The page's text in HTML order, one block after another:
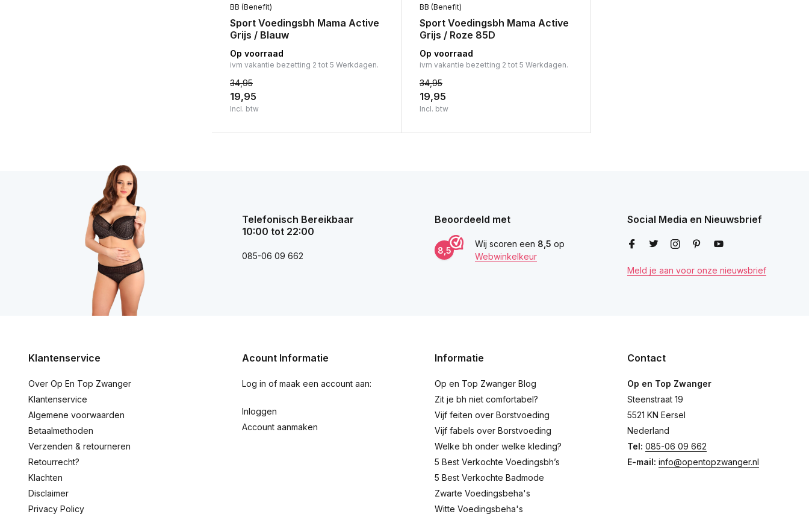
BB (Benefit)
Sport Voedingsbh Mama Active
Grijs / Blauw
Op voorraad
ivm vakantie bezetting 2 tot 5 Werkdagen.
34,95
19,95
Incl. btw
BB (Benefit)
Sport Voedingsbh Mama Active
Grijs / Roze 85D
Op voorraad
ivm vakantie bezetting 2 tot 5 Werkdagen.
34,95
19,95
Incl. btw
Telefonisch Bereikbaar
10:00 tot 22:00
085-06 09 662
Beoordeeld met
8,5
Wij scoren een 8,5 op
Webwinkelkeur
Social Media en Nieuwsbrief
Meld je aan voor onze nieuwsbrief
Klantenservice
Over Op En Top Zwanger
Klantenservice
Algemene voorwaarden
Betaalmethoden
Verzenden & retourneren
Retourrecht?
Klachten
Disclaimer
Privacy Policy
Acount Informatie
Log in of maak een account aan:
Inloggen
Account aanmaken
Informatie
Op en Top Zwanger Blog
Zit je bh niet comfortabel?
Vijf feiten over Borstvoeding
Vijf fabels over Borstvoeding
Welke bh onder welke kleding?
5 Best Verkochte Voedingsbh’s
5 Best Verkochte Badmode
Zwarte Voedingsbeha's
Witte Voedingsbeha's
Contact
Op en Top Zwanger
Steenstraat 19
5521 KN Eersel
Nederland
Tel: 085-06 09 662
E-mail: info@opentopzwanger.nl